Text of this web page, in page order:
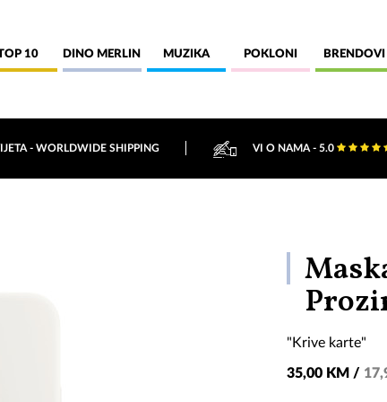
10 DINO MERLIN MUZIKA POKLONI BRENDOVI
- WORLDWIDE SHIPPING VI O NAMA - 5.0
"Krive karte"
35,00 KM /